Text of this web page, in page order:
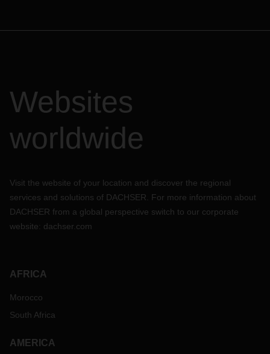
Websites
worldwide
Visit the website of your location and discover the regional
services and solutions of DACHSER. For more information about
DACHSER from a global perspective switch to our corporate
website: dachser.com
AFRICA
Morocco
South Africa
AMERICA